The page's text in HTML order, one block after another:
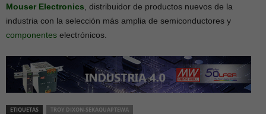
Mouser Electronics , distribuidor de productos nuevos de la
industria con la selección más amplia de semiconductores y
componentes electrónicos.
ETIQUETAS TROY DIXON-SEKAQUAPTEWA